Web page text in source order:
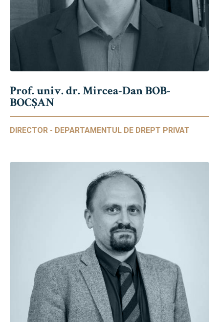
Prof. univ. dr. Mircea-Dan BOB-
BOCȘAN
DIRECTOR - DEPARTAMENTUL DE DREPT PRIVAT